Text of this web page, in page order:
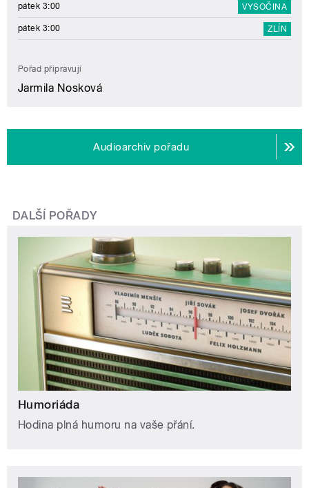
pátek 3:00 VYSOČINA
pátek 3:00 ZLÍN
Pořad připravují
Jarmila Nosková
Audioarchiv pořadu
DALŠÍ POŘADY
Humoriáda
Hodina plná humoru na vaše přání.